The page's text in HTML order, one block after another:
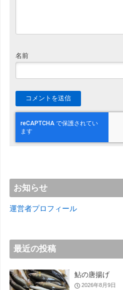
名前
お知らせ
運営者プロフィール
最近の投稿
鮎の唐揚げ
2026年8月9日